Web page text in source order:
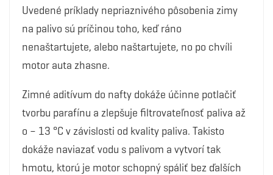
Uvedené príklady nepriaznivého pôsobenia zimy
na palivo sú príčinou toho, keď ráno
nenaštartujete, alebo naštartujete, no po chvíli
motor auta zhasne.
Zimné aditívum do nafty dokáže účinne potlačiť
tvorbu parafínu a zlepšuje filtrovateľnosť paliva až
o – 13 °C v závislosti od kvality paliva. Takisto
dokáže naviazať vodu s palivom a vytvorí tak
hmotu, ktorú je motor schopný spáliť bez ďalších